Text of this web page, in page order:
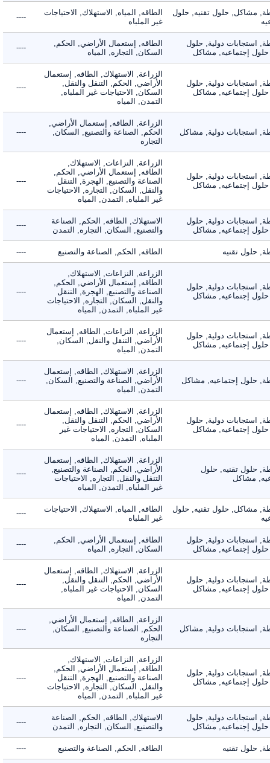
مشاكل, حلول تقنيه, حلول
الطاقه, المياه, الاستهلاك, الاحتياجات
غير الملباه
----
استجابات دولية, حلول
إجتماعيه, مشاكل
الطاقه, إستعمال الأراضي, الحكم,
السكان, التجاره, المياه
----
استجابات دولية, حلول
إجتماعيه, مشاكل
الزراعة, الاستهلاك, الطاقه, إستعمال
الأراضي, الحكم, التنقل والنقل,
السكان, الاحتياجات غير الملباه,
التمدن, المياه
----
استجابات دولية, مشاكل
الزراعة, الطاقه, إستعمال الأراضي,
الحكم, الصناعة والتصنيع, السكان,
التجاره
----
استجابات دولية, حلول
إجتماعيه, مشاكل
الزراعة, النزاعات, الاستهلاك,
الطاقه, إستعمال الأراضي, الحكم,
الصناعة والتصنيع, الهجرة, التنقل
والنقل, السكان, التجاره, الاحتياجات
غير الملباه, التمدن, المياه
----
استجابات دولية, حلول
إجتماعيه, مشاكل
الاستهلاك, الطاقه, الحكم, الصناعة
والتصنيع, السكان, التجاره, التمدن
----
حلول تقنيه الطاقه, الحكم, الصناعة والتصنيع ----
استجابات دولية, حلول
إجتماعيه, مشاكل
الزراعة, النزاعات, الاستهلاك,
الطاقه, إستعمال الأراضي, الحكم,
الصناعة والتصنيع, الهجرة, التنقل
والنقل, السكان, التجاره, الاحتياجات
غير الملباه, التمدن, المياه
----
استجابات دولية, حلول
إجتماعيه, مشاكل
الزراعة, النزاعات, الطاقه, إستعمال
الأراضي, التنقل والنقل, السكان,
التمدن, المياه
----
حلول إجتماعيه, مشاكل
الزراعة, الاستهلاك, الطاقه, إستعمال
الأراضي, الصناعة والتصنيع, السكان,
التمدن, المياه
----
استجابات دولية, حلول
إجتماعيه, مشاكل
الزراعة, الاستهلاك, الطاقه, إستعمال
الأراضي, الحكم, التنقل والنقل,
السكان, التجاره, الاحتياجات غير
الملباه, التمدن, المياه
----
حلول تقنيه, حلول
مشاكل
الزراعة, الاستهلاك, الطاقه, إستعمال
الأراضي, الحكم, الصناعة والتصنيع,
التنقل والنقل, التجاره, الاحتياجات
غير الملباه, التمدن, المياه
----
مشاكل, حلول تقنيه, حلول
الطاقه, المياه, الاستهلاك, الاحتياجات
غير الملباه
----
استجابات دولية, حلول
إجتماعيه, مشاكل
الطاقه, إستعمال الأراضي, الحكم,
السكان, التجاره, المياه
----
استجابات دولية, حلول
إجتماعيه, مشاكل
الزراعة, الاستهلاك, الطاقه, إستعمال
الأراضي, الحكم, التنقل والنقل,
السكان, الاحتياجات غير الملباه,
التمدن, المياه
----
استجابات دولية, مشاكل
الزراعة, الطاقه, إستعمال الأراضي,
الحكم, الصناعة والتصنيع, السكان,
التجاره
----
استجابات دولية, حلول
إجتماعيه, مشاكل
الزراعة, النزاعات, الاستهلاك,
الطاقه, إستعمال الأراضي, الحكم,
الصناعة والتصنيع, الهجرة, التنقل
والنقل, السكان, التجاره, الاحتياجات
غير الملباه, التمدن, المياه
----
استجابات دولية, حلول
إجتماعيه, مشاكل
الاستهلاك, الطاقه, الحكم, الصناعة
والتصنيع, السكان, التجاره, التمدن
----
حلول تقنيه الطاقه, الحكم, الصناعة والتصنيع ----